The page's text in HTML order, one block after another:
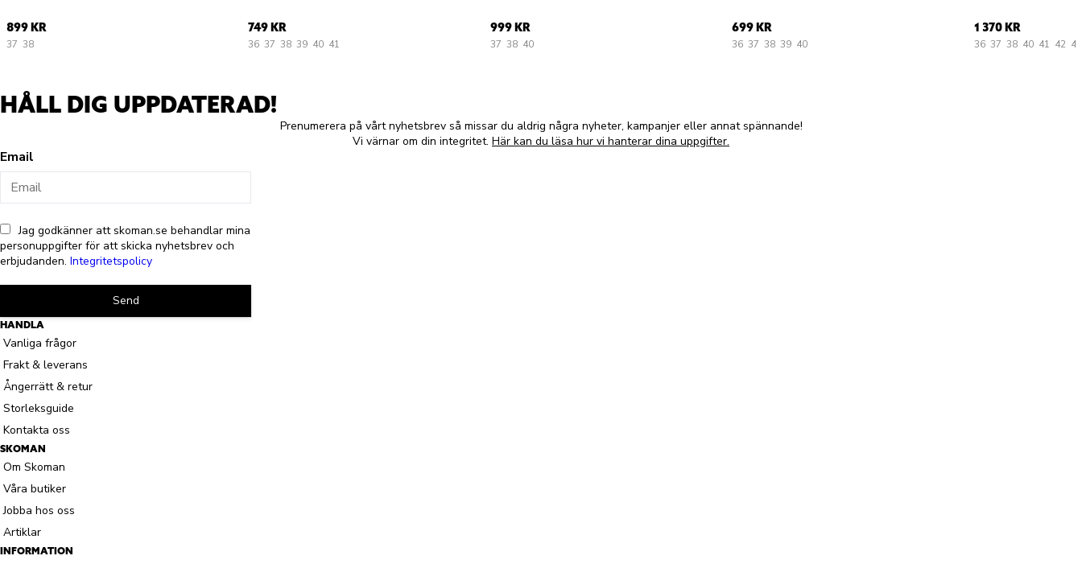
899 KR
37 38
749 KR
36 37 38 39 40 41
999 KR
37 38 40
699 KR
36 37 38 39 40
1 370 KR
36 37 38 40 41 42 43
HÅLL DIG UPPDATERAD!
Prenumerera på vårt nyhetsbrev så missar du aldrig några nyheter, kampanjer eller annat spännande!
Vi värnar om din integritet. Här kan du läsa hur vi hanterar dina uppgifter.
Email
Jag godkänner att skoman.se behandlar mina
personuppgifter för att skicka nyhetsbrev och
erbjudanden. Integritetspolicy
Send
HANDLA
Vanliga frågor
Frakt & leverans
Ångerrätt & retur
Storleksguide
Kontakta oss
SKOMAN
Om Skoman
Våra butiker
Jobba hos oss
Artiklar
INFORMATION